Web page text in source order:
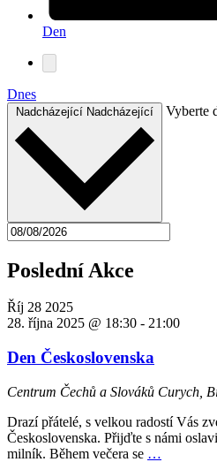
Den
Dnes
Nadcházející Nadcházející Vyberte
Poslední Akce
Říj 28 2025
28. října 2025 @ 18:30 - 21:00
Den Československa
Centrum Čechů a Slováků Curych,
Drazí přátelé, s velkou radostí Vás
Československa. Přijďte s námi
milník. Během večera se …